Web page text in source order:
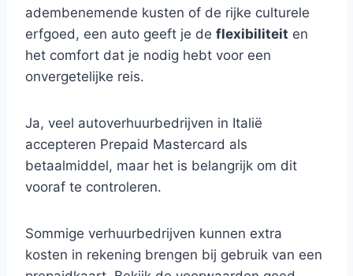
adembenemende kusten of de rijke culturele
erfgoed, een auto geeft je de flexibiliteit en
het comfort dat je nodig hebt voor een
onvergetelijke reis.
Ja, veel autoverhuurbedrijven in Italië
accepteren Prepaid Mastercard als
betaalmiddel, maar het is belangrijk om dit
vooraf te controleren.
Sommige verhuurbedrijven kunnen extra
kosten in rekening brengen bij gebruik van een